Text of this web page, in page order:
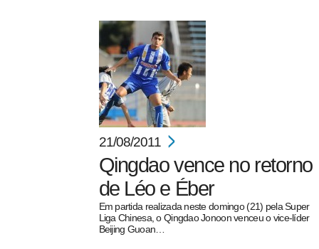
21/08/2011
Qingdao vence no retorno
de Léo e Éber
Em partida realizada neste domingo (21) pela Super
Liga Chinesa, o Qingdao Jonoon venceu o vice-líder
Beijing Guoan…